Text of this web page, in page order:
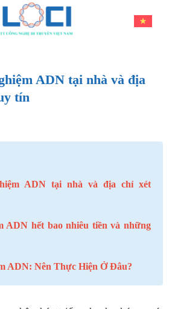
ADN tại nhà và địa
tín
ADN tại nhà và địa chỉ xét
ADN hết bao nhiêu tiền và những
ADN: Nên Thực Hiện Ở Đâu?